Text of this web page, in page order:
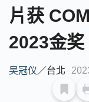
片获
2023金奖
吴冠仪／台北